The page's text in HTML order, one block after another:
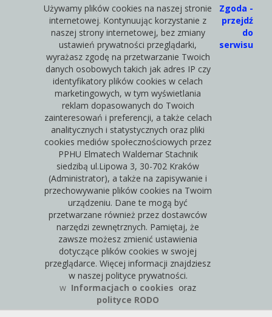
Używamy plików cookies na naszej stronie
internetowej. Kontynuując korzystanie z
naszej strony internetowej, bez zmiany
ustawień prywatności przeglądarki,
wyrażasz zgodę na przetwarzanie Twoich
danych osobowych takich jak adres IP czy
identyfikatory plików cookies w celach
marketingowych, w tym wyświetlania
reklam dopasowanych do Twoich
zainteresowań i preferencji, a także celach
analitycznych i statystycznych oraz pliki
cookies mediów społecznościowych przez
PPHU Elmatech Waldemar Stachnik
siedzibą ul.Lipowa 3, 30-702 Kraków
(Administrator), a także na zapisywanie i
przechowywanie plików cookies na Twoim
urządzeniu. Dane te mogą być
przetwarzane również przez dostawców
narzędzi zewnętrznych. Pamiętaj, że
zawsze możesz zmienić ustawienia
dotyczące plików cookies w swojej
przeglądarce. Więcej informacji znajdziesz
w naszej polityce prywatności.
w Informacjach o cookies oraz
polityce RODO
Zgoda -
przejdź
do
serwisu